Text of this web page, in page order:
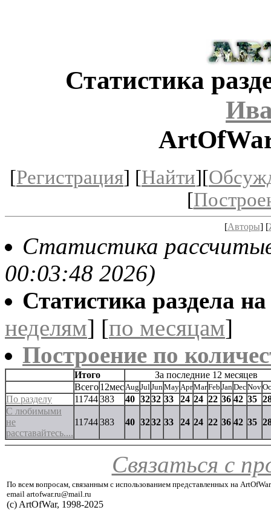
Статистика
[Регистрация] [Найти][
[
[Авторы] [
Статистика
00:03:48 2026)
Статистика раздела
неделям] [по месяцам]
Построение по
Итого
За последние 12 месяцев
Всего12мес Aug Jul Jun May AprMarFeb Jan DecNov
По разделу 11744383 40 3232 33 24 24 22 36 42 35
С любимыми
не
расставайтесь....
11744383 40 3232 33 24 24 22 36 42 35
Связаться с
По всем вопросам, связанным с использованием представленных на
email artofwar.ru@mail.ru
(с) ArtOfWar, 1998-2025